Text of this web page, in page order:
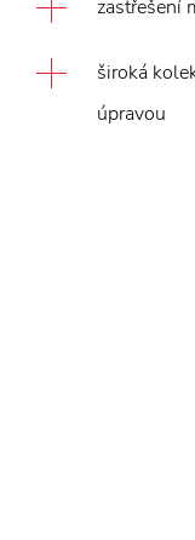
zastřešení
široká
úpravou